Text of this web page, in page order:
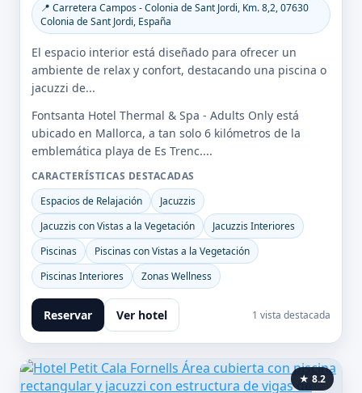
📍 Carretera Campos - Colonia de Sant Jordi, Km. 8,2, 07630
Colonia de Sant Jordi, España
El espacio interior está diseñado para ofrecer un
ambiente de relax y confort, destacando una piscina o
jacuzzi de...
Fontsanta Hotel Thermal & Spa - Adults Only está
ubicado en Mallorca, a tan solo 6 kilómetros de la
emblemática playa de Es Trenc....
CARACTERÍSTICAS DESTACADAS
Espacios de Relajación
Jacuzzis
Jacuzzis con Vistas a la Vegetación
Jacuzzis Interiores
Piscinas
Piscinas con Vistas a la Vegetación
Piscinas Interiores
Zonas Wellness
Reservar Ver hotel 1 vista destacada
★ 8.2